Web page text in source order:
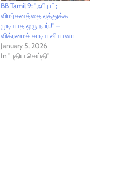
BB Tamil 9: "ஃபிராட்;
விமர்சனத்தை ஏத்துக்க
முடியாத ஒரு நபர்.!" –
விக்ரமைச் சாடிய வியானா
January 5, 2026
In "புதிய செய்தி"